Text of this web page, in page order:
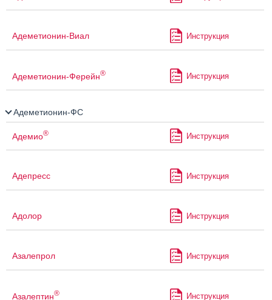
Адеметионин-Виал Инструкция
Адеметионин-Ферейн® Инструкция
Адеметионин-ФС
Адемио® Инструкция
Адепресс Инструкция
Адолор Инструкция
Азалепрол Инструкция
Азалептин® Инструкция